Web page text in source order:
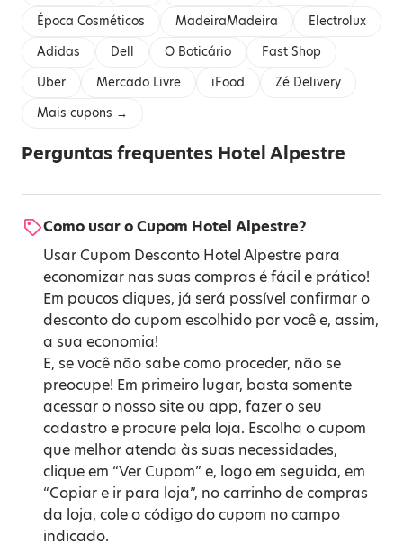
Época Cosméticos
MadeiraMadeira
Electrolux
Adidas
Dell O Boticário
Fast Shop
Uber
Mercado Livre iFood
Zé Delivery
Mais cupons →
Perguntas frequentes Hotel Alpestre
Como usar o Cupom Hotel Alpestre?
Usar Cupom Desconto Hotel Alpestre para
economizar nas suas compras é fácil e prático!
Em poucos cliques, já será possível confirmar o
desconto do cupom escolhido por você e, assim,
a sua economia!
E, se você não sabe como proceder, não se
preocupe! Em primeiro lugar, basta somente
acessar o nosso site ou app, fazer o seu
cadastro e procure pela loja. Escolha o cupom
que melhor atenda às suas necessidades,
clique em “Ver Cupom” e, logo em seguida, em
“Copiar e ir para loja”, no carrinho de compras
da loja, cole o código do cupom no campo
indicado.